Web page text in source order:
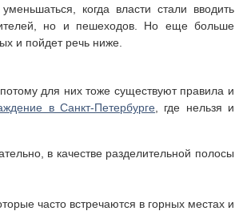
когда власти стали вводить
но и пешеходов. Но еще больше
и пойдет речь ниже.
для них тоже существуют правила и
в Санкт-Петербурге , где нельзя и
в качестве разделительной полосы
часто встречаются в горных местах и